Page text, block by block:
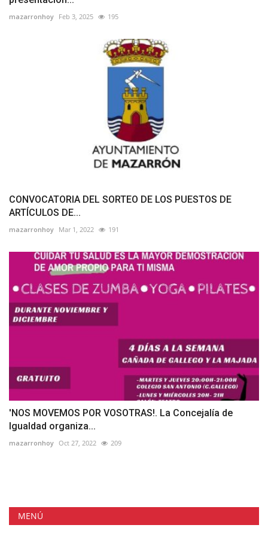
mazarronhoy Feb 3, 2025 195
CONVOCATORIA DEL SORTEO DE LOS PUESTOS DE
ARTÍCULOS DE...
mazarronhoy Mar 1, 2022 191
'NOS MOVEMOS POR VOSOTRAS!. La Concejalía de
Igualdad organiza...
mazarronhoy Oct 27, 2022 209
MENÚ